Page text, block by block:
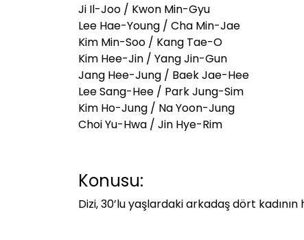
Ji Il-Joo / Kwon Min-Gyu
Lee Hae-Young / Cha Min-Jae
Kim Min-Soo / Kang Tae-O
Kim Hee-Jin / Yang Jin-Gun
Jang Hee-Jung / Baek Jae-Hee
Lee Sang-Hee / Park Jung-Sim
Kim Ho-Jung / Na Yoon-Jung
Choi Yu-Hwa / Jin Hye-Rim
Konusu:
Dizi, 30’lu yaşlardaki arkadaş dört